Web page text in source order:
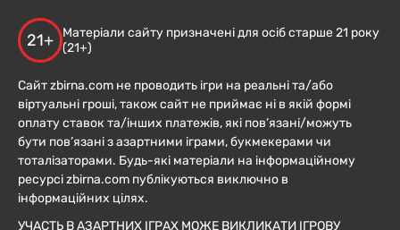
21+
Матеріали сайту призначені для осіб старше 21 року
(21+)
Сайт zbirna.com не проводить ігри на реальні та/або
віртуальні гроші, також сайт не приймає ні в якій формі
оплату ставок та/інших платежів, які пов’язані/можуть
бути пов’язані з азартними іграми, букмекерами чи
тоталізаторами. Будь-які матеріали на інформаційному
ресурсі zbirna.com публікуються виключно в
інформаційних цілях.
УЧАСТЬ В АЗАРТНИХ ІГРАХ МОЖЕ ВИКЛИКАТИ ІГРОВУ